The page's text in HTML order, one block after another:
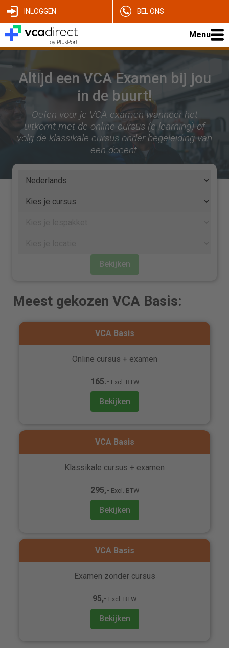
INLOGGEN BEL ONS
Menu
Altijd een VCA Examen bij jou
in de buurt!
Oefen voor je VCA examen wanneer het
uitkomt met de online cursus (e-learning) of
volg de klassikale cursus onder begeleiding van
een docent.
Bekijken
Meest gekozen VCA Basis:
VCA Basis
Online cursus + examen
165.- Excl. BTW
Bekijken
VCA Basis
Klassikale cursus + examen
295,- Excl. BTW
Bekijken
VCA Basis
Examen zonder cursus
95,- Excl. BTW
Bekijken